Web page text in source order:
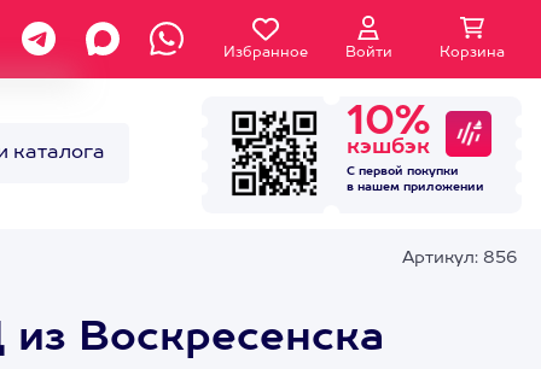
Избранное Войти Корзина
каталога
10%
кэшбэк
С первой покупки
в нашем приложении
Артикул: 856
Воскресенска